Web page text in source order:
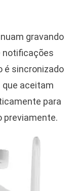
gravando
notificações
é sincronizado
que aceitam
para
previamente.